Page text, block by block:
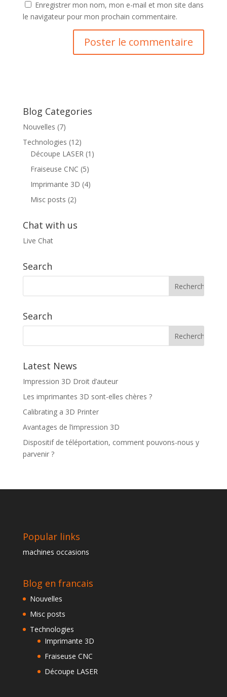
Enregistrer mon nom, mon e-mail et mon site dans
le navigateur pour mon prochain commentaire.
Blog Categories
Nouvelles (7)
Technologies (12)
Découpe LASER(1)
Fraiseuse CNC (5)
Imprimante 3D (4)
Misc posts (2)
Chat with us
Live Chat
Search
Search
Latest News
Impression 3D Droit d’auteur
Les imprimantes 3D sont-elles chères ?
Calibrating a 3D Printer
Avantages de l’impression 3D
Dispositif de téléportation, comment pouvons-nous y
parvenir ?
Popular links
machines occasions
Blog en francais
Nouvelles
Misc posts
Technologies
Imprimante 3D
Fraiseuse CNC
Découpe LASER